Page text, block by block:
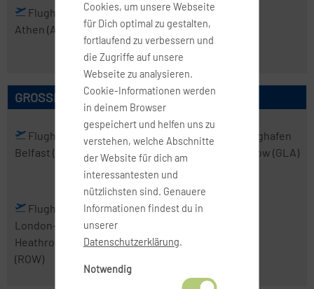
Flughafen
Athen (ATH)
Flughafen
Thessaloniki
(SKG)
GROSSBRITANNIEN
Flughafen
Belfast (BFS)
Flughafen
Birmingham
(BHX)
Flughafen
Edinburgh
(EDI)
Flughafen
Glasgow (GLA)
Flughafen
London-
Heathrow
(ROW)
Cookies, um unsere Webseite
für Dich optimal zu gestalten,
fortlaufend zu verbessern und
die Zugriffe auf unsere
Webseite zu analysieren.
Cookie-Informationen werden
in deinem Browser
gespeichert und helfen uns zu
verstehen, welche Abschnitte
der Website für dich am
interessantesten und
nützlichsten sind. Genauere
Informationen findest du in
unserer
Datenschutzerklärung.
Notwendig